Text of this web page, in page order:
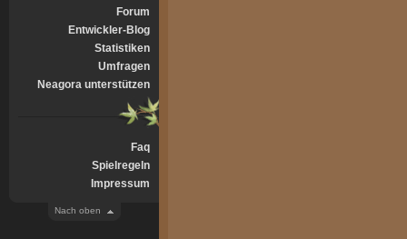
Forum
Entwickler-Blog
Statistiken
Umfragen
Neagora unterstützen
Faq
Spielregeln
Impressum
Nach oben